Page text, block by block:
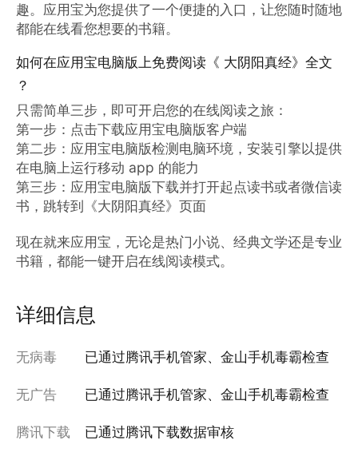
趣。应用宝为您提供了一个便捷的入口，让您随时随地
都能在线看您想要的书籍。
如何在应用宝电脑版上免费阅读《 大阴阳真经》全文
？
只需简单三步，即可开启您的在线阅读之旅：
第一步：点击下载应用宝电脑版客户端
第二步：应用宝电脑版检测电脑环境，安装引擎以提供
在电脑上运行移动 app 的能力
第三步：应用宝电脑版下载并打开起点读书或者微信读
书，跳转到《大阴阳真经》页面
现在就来应用宝，无论是热门小说、经典文学还是专业
书籍，都能一键开启在线阅读模式。
详细信息
无病毒 已通过腾讯手机管家、金山手机毒霸检查
无广告 已通过腾讯手机管家、金山手机毒霸检查
腾讯下载 已通过腾讯下载数据审核